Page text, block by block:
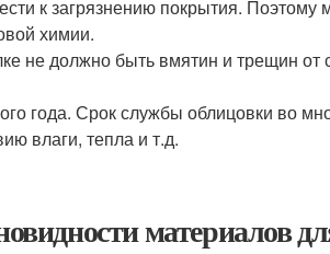
к загрязнению покрытия. Поэтому
химии.
не должно быть вмятин и трещин от
года. Срок службы облицовки во
влаги, тепла и т.д.
материалов